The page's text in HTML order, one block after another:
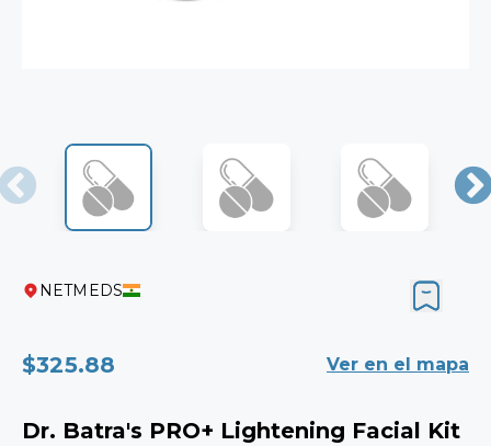
NETMEDS
$325.88 Ver en el mapa
Dr. Batra's PRO+ Lightening Facial Kit